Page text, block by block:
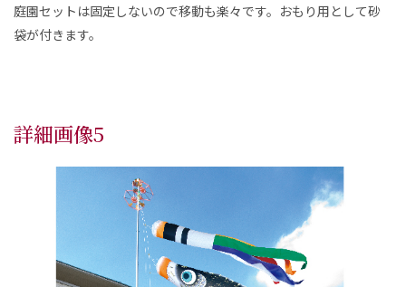
庭園セットは固定しないので移動も楽々です。おもり用として砂
袋が付きます。
詳細画像5